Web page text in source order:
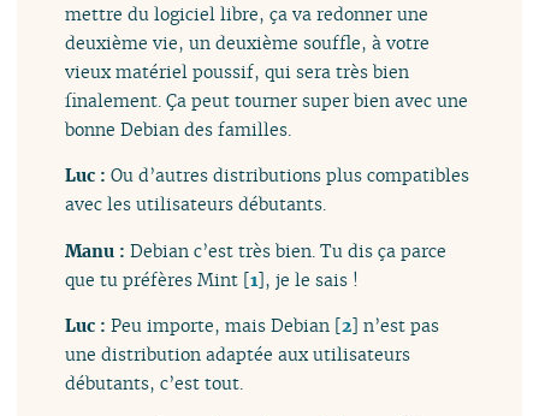
mettre du logiciel libre, ça va redonner une
deuxième vie, un deuxième souffle, à votre
vieux matériel poussif, qui sera très bien
finalement. Ça peut tourner super bien avec une
bonne Debian des familles.
Luc :Ou d’autres distributions plus compatibles
avec les utilisateurs débutants.
Manu :Debian c’est très bien. Tu dis ça parce
que tu préfères Mint [1], je le sais !
Luc :Peu importe, mais Debian [2] n’est pas
une distribution adaptée aux utilisateurs
débutants, c’est tout.